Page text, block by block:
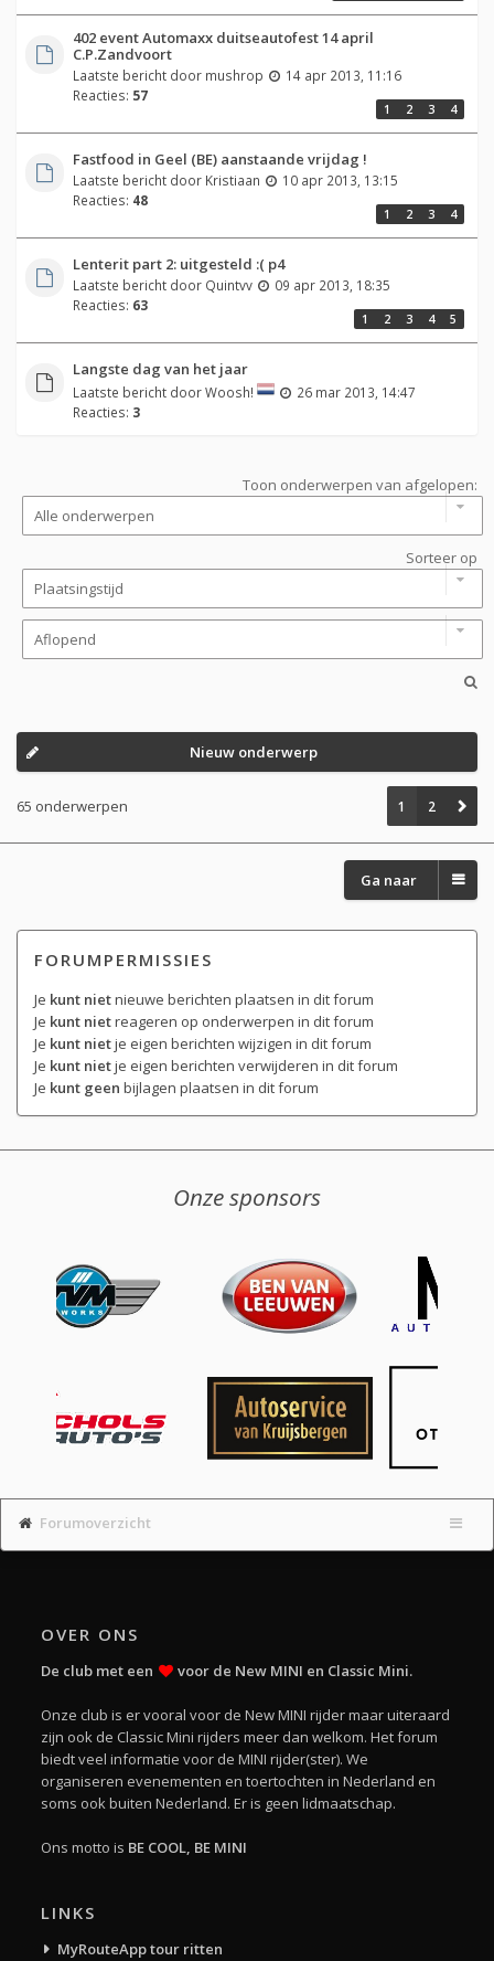
402 event Automaxx duitseautofest 14 april
C.P.Zandvoort
Laatste bericht door mushrop
14 apr 2013, 11:16
Reacties: 57
1 2 3 4
Fastfood in Geel (BE) aanstaande vrijdag !
Laatste bericht door Kristiaan
10 apr 2013, 13:15
Reacties: 48
1 2 3 4
Lenterit part 2: uitgesteld :( p4
Laatste bericht door Quintvv
09 apr 2013, 18:35
Reacties: 63
1 2 3 4 5
Langste dag van het jaar
Laatste bericht doorWoosh!
26 mar 2013, 14:47
Reacties: 3
Toon onderwerpen van afgelopen:
Sorteer op
Nieuw onderwerp
65 onderwerpen 1 2
Ga naar
FORUMPERMISSIES
Je kunt nietnieuwe berichten plaatsen in dit forum
Je kunt nietreageren op onderwerpen in dit forum
Je kunt nietje eigen berichten wijzigen in dit forum
Je kunt nietje eigen berichten verwijderen in dit forum
Je kunt geen bijlagen plaatsen in dit forum
Onze sponsors
Forumoverzicht
OVER ONS
De club met een voor de New MINI en Classic Mini.
Onze club is er vooral voor de New MINI rijder maar uiteraard
zijn ook de Classic Mini rijders meer dan welkom. Het forum
biedt veel informatie voor de MINI rijder(ster). We
organiseren evenementen en toertochten in Nederland en
soms ook buiten Nederland. Er is geen lidmaatschap.
Ons motto is BE COOL, BE MINI
LINKS
MyRouteApp tour ritten